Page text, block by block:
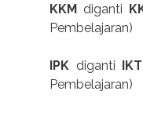
KKM diganti
Pembelajaran)
IPK diganti
Pembelajaran)